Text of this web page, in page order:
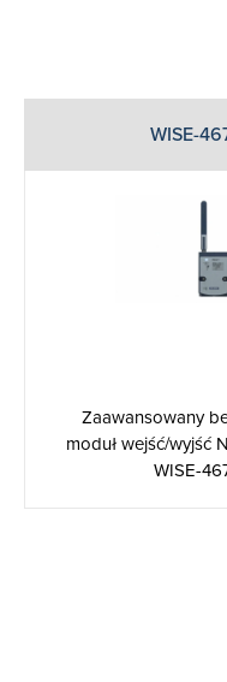
WISE-
Zaawansowany
moduł wejść/wyjść
WISE-